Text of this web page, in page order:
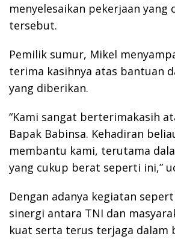
menyelesaikan pekerjaan yang
tersebut.
Pemilik sumur, Mikel
terima kasihnya atas bantuan
yang diberikan.
“Kami sangat berterimakasih
Bapak Babinsa. Kehadiran
membantu kami, terutama
yang cukup berat seperti ini,”
Dengan adanya kegiatan
sinergi antara TNI dan
kuat serta terus terjaga dalam